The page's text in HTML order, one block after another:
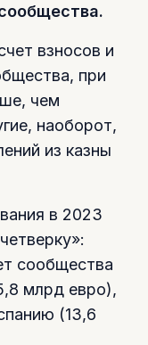
взносов и
при
чем
наоборот,
из казны
в 2023
сообщества
млрд евро),
(13,6